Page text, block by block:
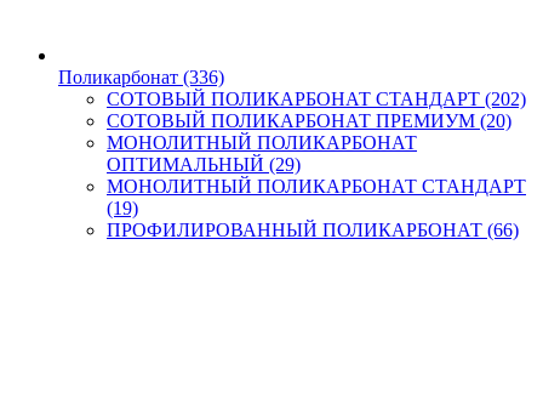
Поликарбонат (336)
СОТОВЫЙ ПОЛИКАРБОНАТ СТАНДАРТ (202)
СОТОВЫЙ ПОЛИКАРБОНАТ ПРЕМИУМ (20)
МОНОЛИТНЫЙ ПОЛИКАРБОНАТ
ОПТИМАЛЬНЫЙ (29)
МОНОЛИТНЫЙ ПОЛИКАРБОНАТ СТАНДАРТ
(19)
ПРОФИЛИРОВАННЫЙ ПОЛИКАРБОНАТ (66)